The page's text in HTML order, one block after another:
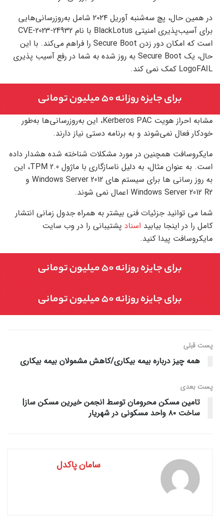
در همین حال، پچ سه‌شنبه آوریل ۲۰۲۴ شامل به‌روزرسانی‌هایی
برای آسیب‌پذیری امنیتی BlackLotus با نام CVE-2023-24932
است که امکان دور زدن Secure Boot را فراهم می‌کند. با این
حال، یک Secure Boot به روز شده به شما در رفع آسیب پذیری
LogoFAIL کمک نمی کند.
مشابه احراز هویت Kerberos PAC، این به‌روزرسانی‌ها به‌طور
خودکار فعال نمی‌شوند و به برنامه دستی نیاز دارند.
مایکروسافت همچنین در مورد مشکلات شناخته شده هشدار داده
است. به عنوان مثال، به دلیل ناسازگاری با ماژول TPM 2.0، این
به روز رسانی ها برای سیستم های Windows Server 2012 و
Windows Server 2012 R2 اعمال نمی شوند.
شما می توانید جزئیات فنی بیشتر به همراه جدول زمانی انتشار
کامل را در اینجا بیابید اسناد پشتیبانی را در وب سایت
مایکروسافت پیدا کنید.
پست قبلی
همه چیز درباره بیمه بیکاری/کاهش مشمولان بیمه بیکاری
پست‌ بعدی
تامین مسکن محرومان توسط انجمن خیرین مسکن ساز|
ساخت ۸۰ واحد مسکونی در شهریار
سامان پاکدل